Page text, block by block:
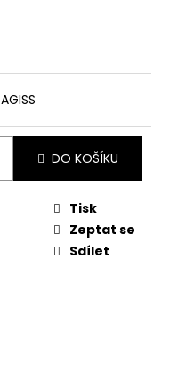
AGISS
DO KOŠÍKU
Tisk
Zeptat se
Sdílet